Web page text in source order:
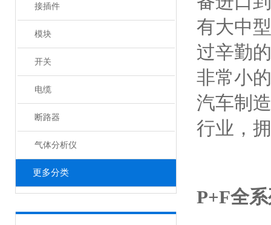
接插件
模块
开关
电缆
断路器
气体分析仪
更多分类
有大中
过辛勤
非常小
汽车制
行业，
P+F全